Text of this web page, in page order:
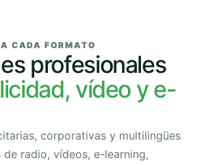
CADA FORMATO
profesionales
vídeo y e-
corporativas y multilingües
de radio, vídeos, e-learning,